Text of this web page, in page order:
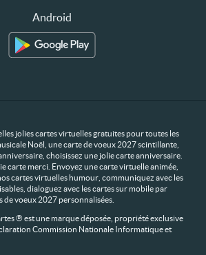
Android
jolies cartes virtuelles gratuites pour toutes les
Noël, une carte de voeux 2027 scintillante,
choisissez une jolie carte anniversaire.
carte merci. Envoyez une carte virtuelle animée,
cartes virtuelles humour, communiquez avec les
dialoguez avec les cartes sur mobile par
de voeux 2027 personnalisées.
® est une marque déposée, propriété exclusive
Commission Nationale Informatique et